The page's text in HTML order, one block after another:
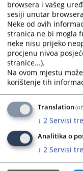
Правилник о
систематизацији
Републике Српске
browsera i vašeg
sesiji unutar
Neke od ovih
stranica ne bi mogla
neke nisu prijeko
procjenu nivoa
stranice...).
Na ovom mjestu
korištenje tih
Translation
↓ 2 Servisi
Analitika o
↓ 2 Servisi